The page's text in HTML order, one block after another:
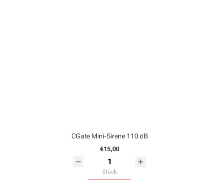
CGate Mini-Sirene 110 dB
€15,00
Stück